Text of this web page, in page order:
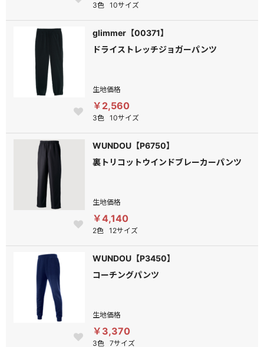
3色 10サイズ
glimmer【00371】
ドライストレッチジョガーパンツ
生地価格
￥2,560
3色 10サイズ
WUNDOU【P6750】
裏トリコットウインドブレーカーパンツ
生地価格
￥4,140
2色 12サイズ
WUNDOU【P3450】
コーチングパンツ
生地価格
￥3,370
3色 7サイズ